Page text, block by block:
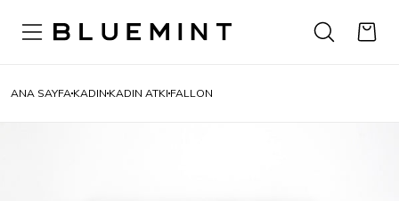
ANA SAYFA KADIN KADIN ATKI FALLON